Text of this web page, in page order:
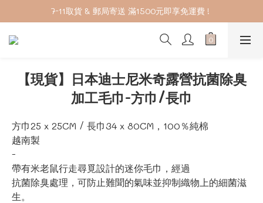
加入會員下單享2%回饋紅利 ❤❤
7-11取貨 & 郵局寄送 滿1500元即享免運費 !
【現貨】日本迪士尼米奇露營抗菌除臭
加工毛巾-方巾/長巾
方巾25 x 25CM / 長巾34 x 80CM，100％純棉
越南製
-
帶有米老鼠行走尋覓設計的迷你毛巾，經過
抗菌除臭處理，可防止難聞的氣味並抑制織物上的細菌滋
生。